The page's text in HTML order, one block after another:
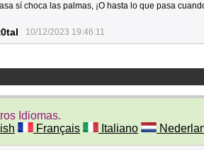
sí choca las palmas, ¡O hasta lo que pasa
10/12/2023 19:46:11
Idiomas.
Français Italiano